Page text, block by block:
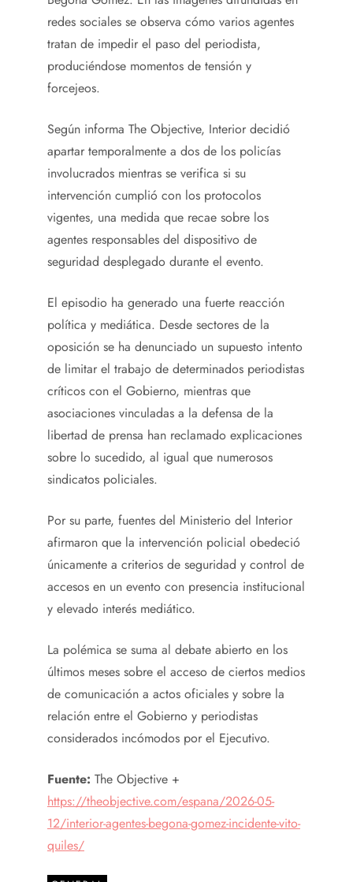
redes sociales se observa cómo varios agentes
tratan de impedir el paso del periodista,
produciéndose momentos de tensión y
forcejeos.
Según informa The Objective, Interior decidió
apartar temporalmente a dos de los policías
involucrados mientras se verifica si su
intervención cumplió con los protocolos
vigentes, una medida que recae sobre los
agentes responsables del dispositivo de
seguridad desplegado durante el evento.
El episodio ha generado una fuerte reacción
política y mediática. Desde sectores de la
oposición se ha denunciado un supuesto intento
de limitar el trabajo de determinados periodistas
críticos con el Gobierno, mientras que
asociaciones vinculadas a la defensa de la
libertad de prensa han reclamado explicaciones
sobre lo sucedido, al igual que numerosos
sindicatos policiales.
Por su parte, fuentes del Ministerio del Interior
afirmaron que la intervención policial obedeció
únicamente a criterios de seguridad y control de
accesos en un evento con presencia institucional
y elevado interés mediático.
La polémica se suma al debate abierto en los
últimos meses sobre el acceso de ciertos medios
de comunicación a actos oficiales y sobre la
relación entre el Gobierno y periodistas
considerados incómodos por el Ejecutivo.
Fuente: The Objective +
https://theobjective.com/espana/2026-05-
12/interior-agentes-begona-gomez-incidente-vito-
quiles/